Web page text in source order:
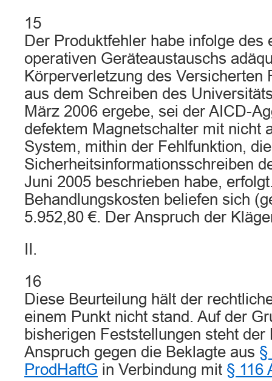
15
Der Produktfehler habe infolge des
operativen Geräteaustauschs
Körperverletzung des Versicherten
aus dem Schreiben des
März 2006 ergebe, sei der AICD-
defektem Magnetschalter mit nicht
System, mithin der Fehlfunktion,
Sicherheitsinformationsschreiben
Juni 2005 beschrieben habe,
Behandlungskosten beliefen sich
5.952,80 €. Der Anspruch der
II.
16
Diese Beurteilung hält der
einem Punkt nicht stand. Auf der
bisherigen Feststellungen steht der
Anspruch gegen die Beklagte aus §
ProdHaftG in Verbindung mit § 116